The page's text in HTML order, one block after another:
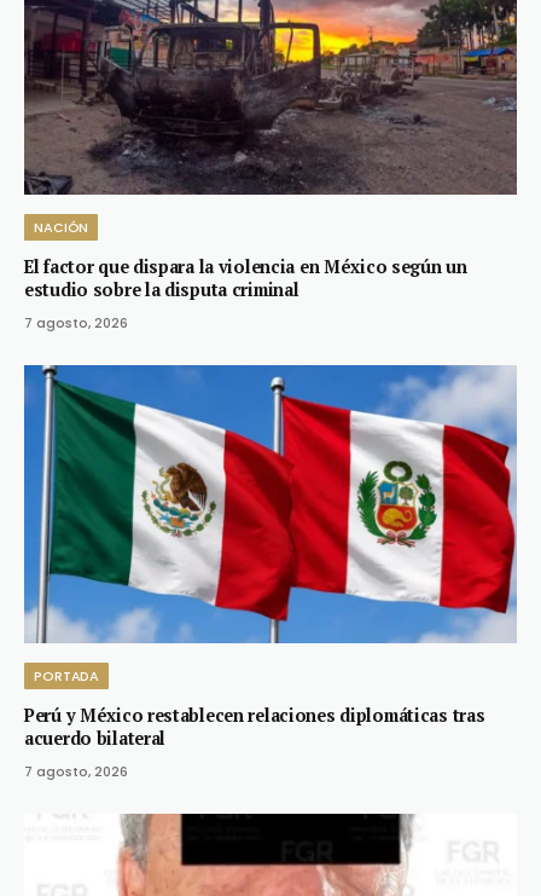
NACIÓN
El factor que dispara la violencia en México según un
estudio sobre la disputa criminal
7 agosto, 2026
PORTADA
Perú y México restablecen relaciones diplomáticas tras
acuerdo bilateral
7 agosto, 2026